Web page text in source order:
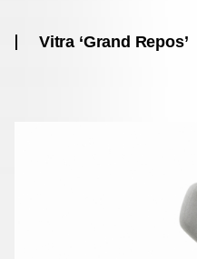
Vitra ‘Grand Repos’